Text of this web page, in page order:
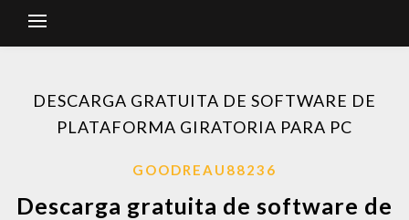
DESCARGA GRATUITA DE SOFTWARE DE
PLATAFORMA GIRATORIA PARA PC
GOODREAU88236
Descarga gratuita de software de